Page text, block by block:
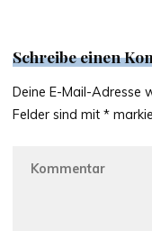
Schreibe einen
Deine E-Mail-Adresse
Felder sind mit*